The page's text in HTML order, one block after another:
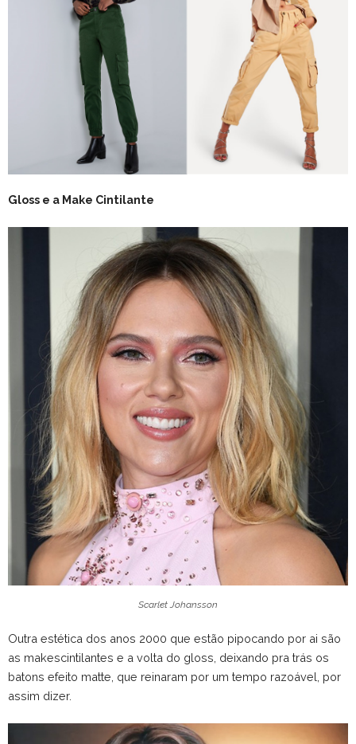
Gloss e a Make Cintilante
Scarlet Johansson
Outra estética dos anos 2000 que estão pipocando por ai são
as makescintilantes e a volta do gloss, deixando pra trás os
batons efeito matte, que reinaram por um tempo razoável, por
assim dizer.